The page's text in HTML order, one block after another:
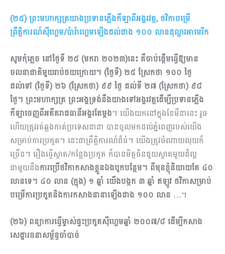
(២៥) ព្រះមហាក្សត្រយាងប្រទានភ្លើងកីឡាពីអង្គរវត្ត, ថវិកាបម្រើ
ព្រឹត្តិការណ៍ស៊ីហ្គេម/ប៉ារ៉ាហ្គេមឡើងដល់ជាង ១០០ លានដុល្លារអាមេរិក
សូមកុំភ្លេច នៅថ្ងៃទី ២៥ (មករា ២០២៣)នេះ គឺចាប់ផ្តើមធ្វើឱ្យមាន
ចលនាជាតិមួយរាប់ថយក្រោយ។ (ថ្ងៃទី) ២៥ ស្រែកថា ១០០ ថ្ងៃ
ដល់ទៅ (ថ្ងៃទី) ២៦ (ស្រែកថា) ៩៩ ថ្ងៃ ដល់ទី ២៧ (ស្រែកថា) ៩៨
ថ្ងៃ។ ព្រះមហាក្សត្រ ព្រះអង្គទ្រង់នឹងយាងទៅអង្គរវត្តដើម្បីប្រទានភ្លើង
កីឡាចេញពីអតីតរាជធានីអង្គរតែម្តង។ យើងយកនៅក្នុងខែ​មីនានេះ រួច
ហើយត្រូវរត់ឆ្លងកាត់ប្រ​ទេសនានា បានចូលមកដល់ភ្នំពេញរបស់យើង
សម្រាប់ការប្រកួត។ នេះជាព្រឹត្តិការណ៍ដ៏ធំ។ យើងត្រូវចំ​ណាយលុយក៏
ច្រើន។ រឿងធ្វើស្តាត/កន្លែងប្រកួត ក៏បានមិត្តចិនជួយស្តាតមួយដ៏ល្អ
ជាមួយនឹងការប្រើថវិកាកសាងខ្លួនឯងបូកបន្ថែម។ ពីមុនខ្ញុំនិយាយតែ ៤០
លានទេ។ ៤០ លាន (ក្នុង) ១ ឆ្នាំ យើងបង្កក ៣ ឆ្នាំ ឥឡូវ ថវិកាសម្រាប់
បម្រើការប្រកួតនិងការកសាងនានាឡើងជាង ១០០ លាន …។
(២៦) ពន្យាការធ្វើម្ចាស់ផ្ទះប្រកួតស៊ីហ្គេមឆ្នាំ ២០០៧/៨ ដើម្បីកសាង
សេដ្ឋារចនាសម្ព័ន្ធចាំបាច់